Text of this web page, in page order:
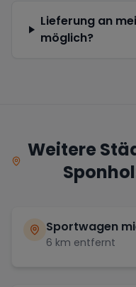
Lieferung an
möglich?
Weitere
Sportwagen
6 km entfernt